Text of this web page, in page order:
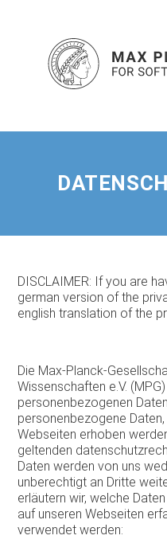
DISCLAIMER: If you are
german version of the
english translation of the
Die Max-Planck-
Wissenschaften e.V.
personenbezogenen
personenbezogene
Webseiten erhoben
geltenden
Daten werden von uns
unberechtigt an Dritte
erläutern wir, welche
auf unseren Webseiten
verwendet werden: